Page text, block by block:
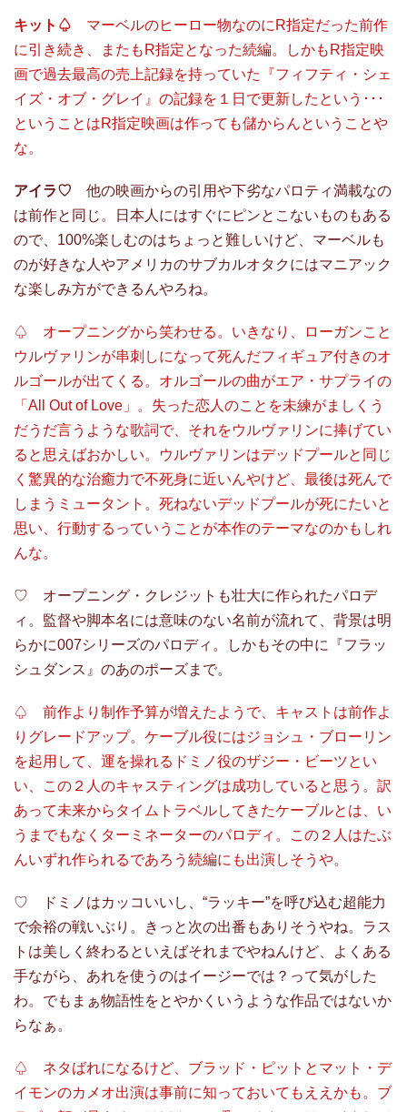
キット♤ マーベルのヒーロー物なのにR指定だった前作
に引き続き、またもR指定となった続編。しかもR指定映
画で過去最高の売上記録を持っていた『フィフティ・シェ
イズ・オブ・グレイ』の記録を１日で更新したという･･･
ということはR指定映画は作っても儲からんということや
な。
アイラ♡ 他の映画からの引用や下劣なパロティ満載なの
は前作と同じ。日本人にはすぐにピンとこないものもある
ので、100%楽しむのはちょっと難しいけど、マーベルも
のが好きな人やアメリカのサブカルオタクにはマニアック
な楽しみ方ができるんやろね。
♤ オープニングから笑わせる。いきなり、ローガンこと
ウルヴァリンが串刺しになって死んだフィギュア付きのオ
ルゴールが出てくる。オルゴールの曲がエア・サプライの
「All Out of Love」。失った恋人のことを未練がましくう
だうだ言うような歌詞で、それをウルヴァリンに捧げてい
ると思えばおかしい。ウルヴァリンはデッドプールと同じ
く驚異的な治癒力で不死身に近いんやけど、最後は死んで
しまうミュータント。死ねないデッドプールが死にたいと
思い、行動するっていうことが本作のテーマなのかもしれ
んな。
♡ オープニング・クレジットも壮大に作られたパロデ
ィ。監督や脚本名には意味のない名前が流れて、背景は明
らかに007シリーズのパロディ。しかもその中に『フラッ
シュダンス』のあのポーズまで。
♤ 前作より制作予算が増えたようで、キャストは前作よ
りグレードアップ。ケーブル役にはジョシュ・ブローリン
を起用して、運を操れるドミノ役のザジー・ビーツとい
い、この２人のキャスティングは成功していると思う。訳
あって未来からタイムトラベルしてきたケーブルとは、い
うまでもなくターミネーターのパロディ。この２人はたぶ
んいずれ作られるであろう続編にも出演しそうや。
♡ ドミノはカッコいいし、“ラッキー”を呼び込む超能力
で余裕の戦いぶり。きっと次の出番もありそうやね。ラス
トは美しく終わるといえばそれまでやねんけど、よくある
手ながら、あれを使うのはイージーでは？って気がした
わ。でもまぁ物語性をとやかくいうような作品ではないか
らなぁ。
♤ ネタばれになるけど、ブラッド・ピットとマット・デ
イモンのカメオ出演は事前に知っておいてもええかも。ブ